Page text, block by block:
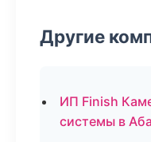
Другие
ИП Finish
системы в